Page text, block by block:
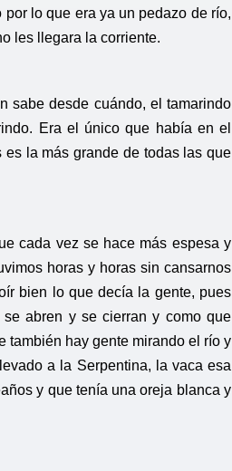
lo que era ya un pedazo de río,
les llegara la corriente.
sabe desde cuándo, el tamarindo
Era el único que había en el
la más grande de todas las que
cada vez se hace más espesa y
horas y horas sin cansarnos
bien lo que decía la gente, pues
abren y se cierran y como que
también hay gente mirando el río y
a la Serpentina, la vaca esa
y que tenía una oreja blanca y